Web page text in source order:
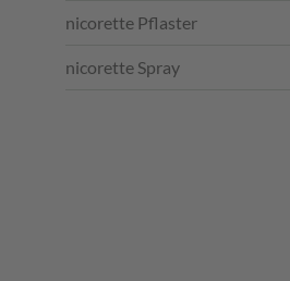
nicorette Pflaster
nicorette Spray